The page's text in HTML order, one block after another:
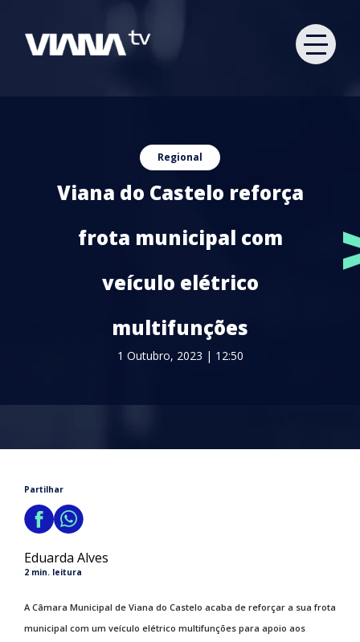
Regional
Viana do Castelo reforça
frota municipal com
veículo elétrico
multifunções
1 Outubro, 2023 | 12:50
Partilhar
Eduarda Alves
2 min. leitura
A Câmara Municipal de Viana do Castelo acaba de reforçar a sua frota
municipal com um veículo elétrico multifunções para apoio aos